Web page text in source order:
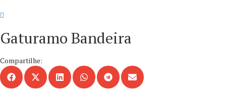
Gaturamo Bandeira
Compartilhe: